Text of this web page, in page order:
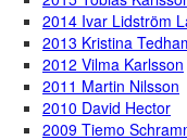
2014 Ivar Lidström
2013 Kristina
2012 Vilma Karlsson
2011 Martin Nilsson
2010 David Hector
2009 Tiemo